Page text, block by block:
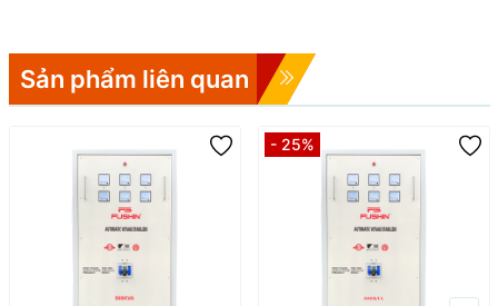
Sản phẩm liên quan
- 25%